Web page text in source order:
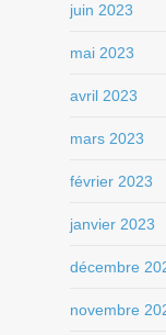
juin 2023
mai 2023
avril 2023
mars 2023
février 2023
janvier 2023
décembre
novembre